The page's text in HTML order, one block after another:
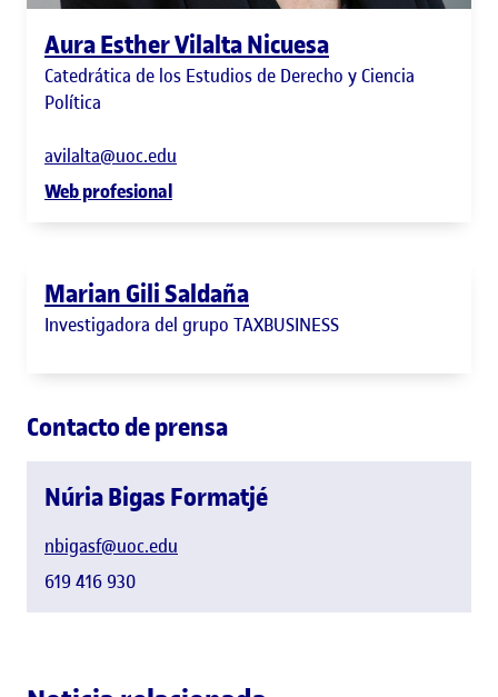
Aura Esther Vilalta Nicuesa
Catedrática de los Estudios de Derecho y Ciencia
Política
avilalta@uoc.edu
Web profesional
Marian Gili Saldaña
Investigadora del grupo TAXBUSINESS
Contacto de prensa
Núria Bigas Formatjé
nbigasf@uoc.edu
619 416 930